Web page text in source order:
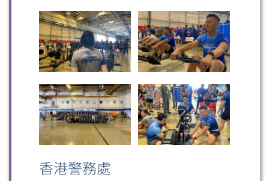
香港警務處